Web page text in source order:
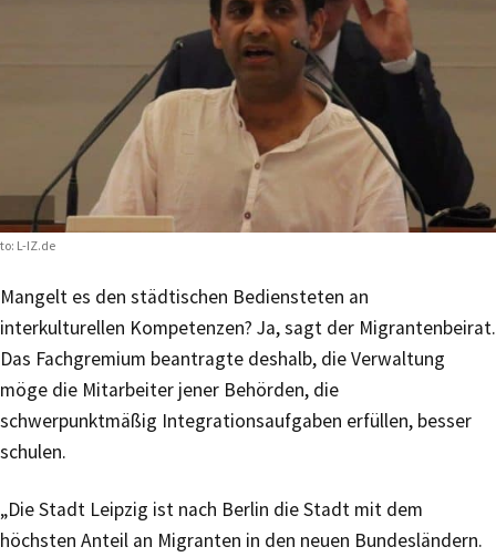
L-IZ.de
Mangelt es den städtischen Bediensteten an
interkulturellen Kompetenzen? Ja, sagt der Migrantenbeirat.
Das Fachgremium beantragte deshalb, die Verwaltung
möge die Mitarbeiter jener Behörden, die
schwerpunktmäßig Integrationsaufgaben erfüllen, besser
schulen.
„Die Stadt Leipzig ist nach Berlin die Stadt mit dem
höchsten Anteil an Migranten in den neuen Bundesländern.